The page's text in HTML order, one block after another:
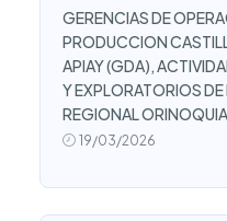
GERENCIAS DE
PRODUCCION
APIAY (GDA),
Y EXPLORATORIOS
REGIONAL
19/03/2026